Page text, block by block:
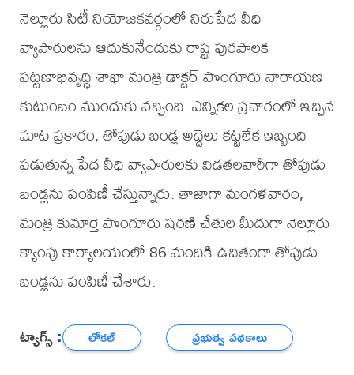
నెల్లూరు సిటీ నియోజకవర్గంలో నిరుపేద వీధి
వ్యాపారులను ఆదుకునేందుకు రాష్ట్ర పురపాలక
పట్టణాభివృద్ధి శాఖా మంత్రి డాక్టర్ పొంగూరు నారాయణ
కుటుంబం ముందుకు వచ్చింది. ఎన్నికల ప్రచారంలో ఇచ్చిన
మాట ప్రకారం, తోపుడు బండ్ల అద్దెలు కట్టలేక ఇబ్బంది
పడుతున్న పేద వీధి వ్యాపారులకు విడతలవారీగా తోపుడు
బండ్లను పంపిణీ చేస్తున్నారు. తాజాగా మంగళవారం,
మంత్రి కుమార్తె పొంగూరు షరణి చేతుల మీదుగా నెల్లూరు
క్యాంపు కార్యాలయంలో 86 మందికి ఉచితంగా తోపుడు
బండ్లను పంపిణీ చేశారు.
ట్యాగ్స్ : లోకల్ ప్రభుత్వ పథకాలు